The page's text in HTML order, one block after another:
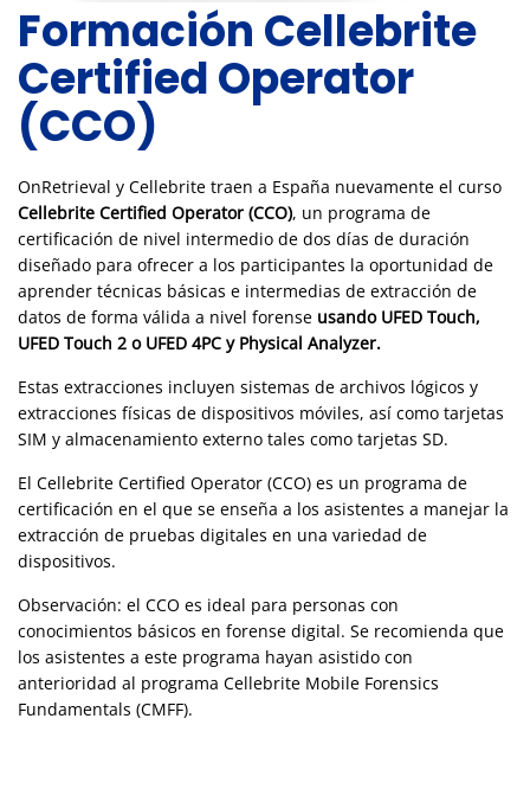
Formación Cellebrite
Certified Operator
(CCO)
OnRetrieval y Cellebrite traen a España nuevamente el curso
Cellebrite Certified Operator (CCO), un programa de
certificación de nivel intermedio de dos días de duración
diseñado para ofrecer a los participantes la oportunidad de
aprender técnicas básicas e intermedias de extracción de
datos de forma válida a nivel forense usando UFED Touch,
UFED Touch 2 o UFED 4PC y Physical Analyzer.
Estas extracciones incluyen sistemas de archivos lógicos y
extracciones físicas de dispositivos móviles, así como tarjetas
SIM y almacenamiento externo tales como tarjetas SD.
El Cellebrite Certified Operator (CCO) es un programa de
certificación en el que se enseña a los asistentes a manejar la
extracción de pruebas digitales en una variedad de
dispositivos.
Observación: el CCO es ideal para personas con
conocimientos básicos en forense digital. Se recomienda que
los asistentes a este programa hayan asistido con
anterioridad al programa Cellebrite Mobile Forensics
Fundamentals (CMFF).